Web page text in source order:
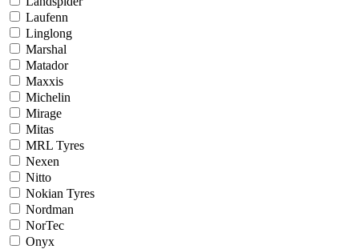
Laufenn
Linglong
Marshal
Matador
Maxxis
Michelin
Mirage
Mitas
MRL Tyres
Nexen
Nitto
Nokian Tyres
Nordman
NorTec
Onyx